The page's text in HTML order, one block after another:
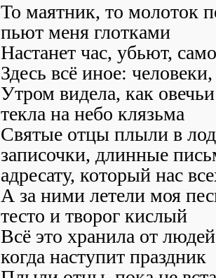
То маятник, то молоток
пьют меня глотками
Настанет час, убьют,
Здесь всё иное:
Утром видела, как
текла на небо клязьма
Святые отцы плыли в
записочки, длинные
адресату, который нас
А за ними летели моя
тесто и творог кислый
Всё это хранила от
когда наступит праздник